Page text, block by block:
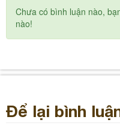
Chưa có bình luận nào,
nào!
Để lại bình